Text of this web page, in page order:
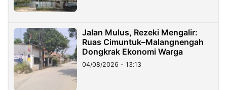
Jalan Mulus, Rezeki Mengalir:
Ruas Cimuntuk–Malangnengah
Dongkrak Ekonomi Warga
04/08/2026 - 13:13